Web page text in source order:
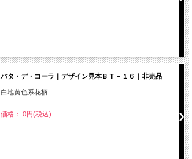
バタ・デ・コーラ｜デザイン見本ＢＴ－１６｜非売品
白地黄色系花柄
価格： 0円(税込)